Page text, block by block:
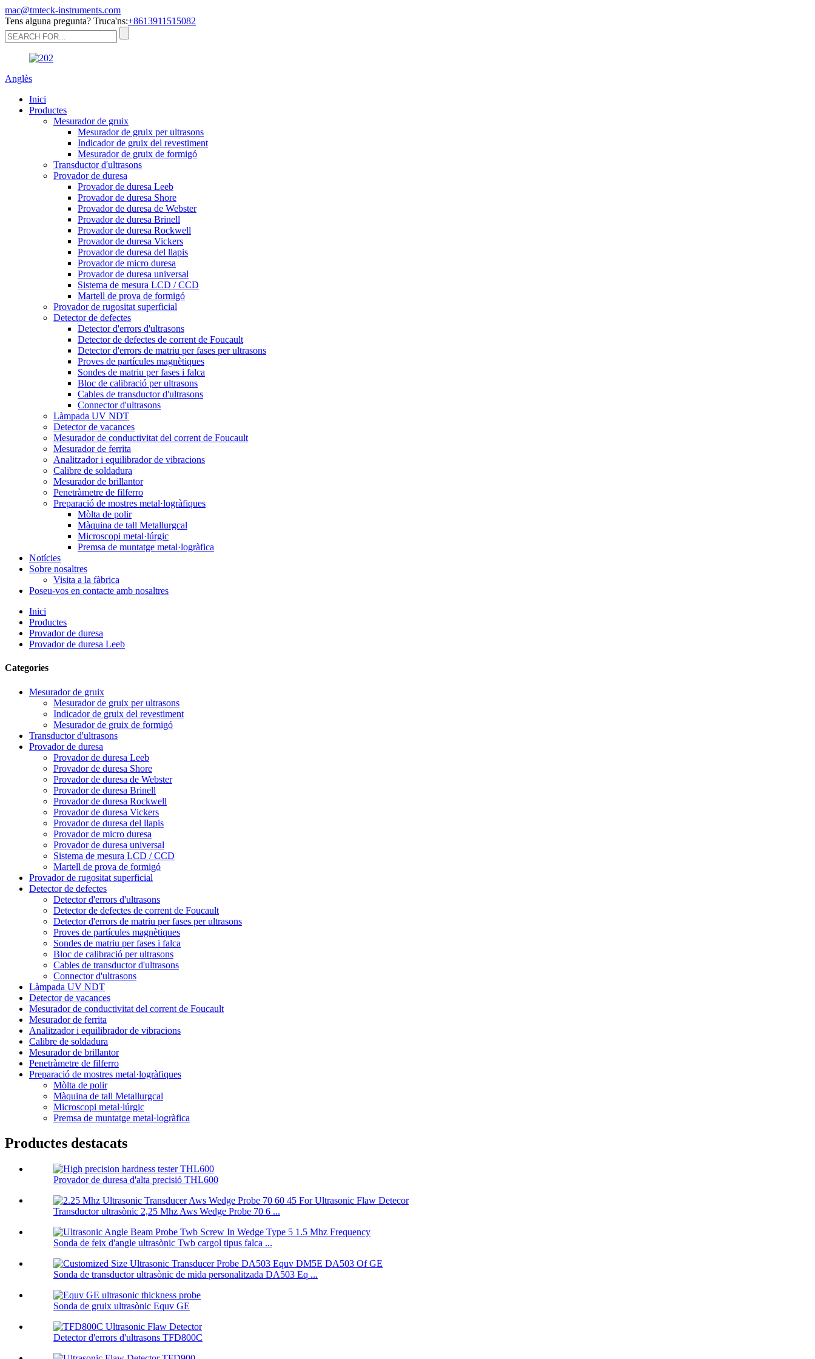
mac@tmteck-instruments.com
Tens alguna pregunta? Truca'ns:+8613911515082
Anglès
Inici
Productes
Mesurador de gruix
Mesurador de gruix per ultrasons
Indicador de gruix del revestiment
Mesurador de gruix de formigó
Transductor d'ultrasons
Provador de duresa
Provador de duresa Leeb
Provador de duresa Shore
Provador de duresa de Webster
Provador de duresa Brinell
Provador de duresa Rockwell
Provador de duresa Vickers
Provador de duresa del llapis
Provador de micro duresa
Provador de duresa universal
Sistema de mesura LCD / CCD
Martell de prova de formigó
Provador de rugositat superficial
Detector de defectes
Detector d'errors d'ultrasons
Detector de defectes de corrent de Foucault
Detector d'errors de matriu per fases per ultrasons
Proves de partícules magnètiques
Sondes de matriu per fases i falca
Bloc de calibració per ultrasons
Cables de transductor d'ultrasons
Connector d'ultrasons
Làmpada UV NDT
Detector de vacances
Mesurador de conductivitat del corrent de Foucault
Mesurador de ferrita
Analitzador i equilibrador de vibracions
Calibre de soldadura
Mesurador de brillantor
Penetràmetre de filferro
Preparació de mostres metal·logràfiques
Mòlta de polir
Màquina de tall Metallurgcal
Microscopi metal·lúrgic
Premsa de muntatge metal·logràfica
Notícies
Sobre nosaltres
Visita a la fàbrica
Poseu-vos en contacte amb nosaltres
Inici
Productes
Provador de duresa
Provador de duresa Leeb
Categories
Mesurador de gruix
Mesurador de gruix per ultrasons
Indicador de gruix del revestiment
Mesurador de gruix de formigó
Transductor d'ultrasons
Provador de duresa
Provador de duresa Leeb
Provador de duresa Shore
Provador de duresa de Webster
Provador de duresa Brinell
Provador de duresa Rockwell
Provador de duresa Vickers
Provador de duresa del llapis
Provador de micro duresa
Provador de duresa universal
Sistema de mesura LCD / CCD
Martell de prova de formigó
Provador de rugositat superficial
Detector de defectes
Detector d'errors d'ultrasons
Detector de defectes de corrent de Foucault
Detector d'errors de matriu per fases per ultrasons
Proves de partícules magnètiques
Sondes de matriu per fases i falca
Bloc de calibració per ultrasons
Cables de transductor d'ultrasons
Connector d'ultrasons
Làmpada UV NDT
Detector de vacances
Mesurador de conductivitat del corrent de Foucault
Mesurador de ferrita
Analitzador i equilibrador de vibracions
Calibre de soldadura
Mesurador de brillantor
Penetràmetre de filferro
Preparació de mostres metal·logràfiques
Mòlta de polir
Màquina de tall Metallurgcal
Microscopi metal·lúrgic
Premsa de muntatge metal·logràfica
Productes destacats
Provador de duresa d'alta precisió THL600
Transductor ultrasònic 2,25 Mhz Aws Wedge Probe 70 6 ...
Sonda de feix d'angle ultrasònic Twb cargol tipus falca ...
Sonda de transductor ultrasònic de mida personalitzada DA503 Eq ...
Sonda de gruix ultrasònic Equv GE
Detector d'errors d'ultrasons TFD800C